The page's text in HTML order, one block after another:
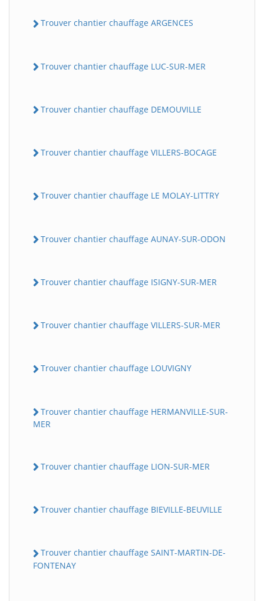
Trouver chantier chauffage ARGENCES
Trouver chantier chauffage LUC-SUR-MER
Trouver chantier chauffage DEMOUVILLE
Trouver chantier chauffage VILLERS-BOCAGE
Trouver chantier chauffage LE MOLAY-LITTRY
Trouver chantier chauffage AUNAY-SUR-ODON
Trouver chantier chauffage ISIGNY-SUR-MER
Trouver chantier chauffage VILLERS-SUR-MER
Trouver chantier chauffage LOUVIGNY
Trouver chantier chauffage HERMANVILLE-SUR-
MER
Trouver chantier chauffage LION-SUR-MER
Trouver chantier chauffage BIEVILLE-BEUVILLE
Trouver chantier chauffage SAINT-MARTIN-DE-
FONTENAY